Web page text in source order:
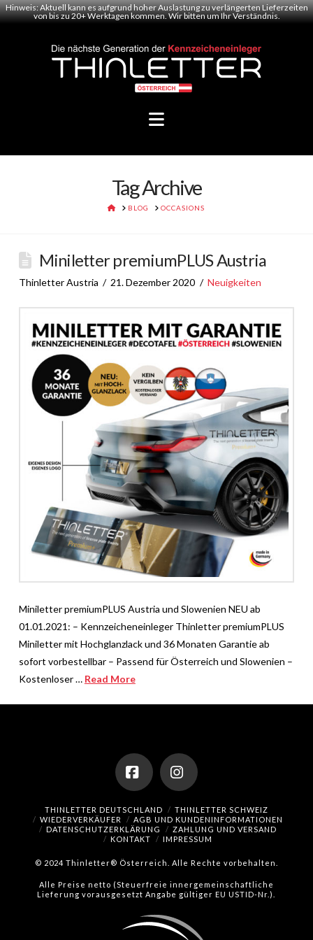
Hinweis: Aktuell kann es aufgrund hoher Auslastung zu verlängerten Lieferzeiten
von bis zu 20+ Werktagen kommen. Wir bitten um Ihr Verständnis.
Navigation
Tag Archive
HOME
BLOG OCCASIONS
Miniletter premiumPLUS Austria
Thinletter Austria 21. Dezember 2020 Neuigkeiten
Miniletter premiumPLUS Austria und Slowenien NEU ab
01.01.2021: – Kennzeicheneinleger Thinletter premiumPLUS
Miniletter mit Hochglanzlack und 36 Monaten Garantie ab
sofort vorbestellbar – Passend für Österreich und Slowenien –
Kostenloser … Read More
FacebookInstagram
THINLETTER DEUTSCHLAND
THINLETTER SCHWEIZ
WIEDERVERKÄUFER
AGB UND KUNDENINFORMATIONEN
DATENSCHUTZERKLÄRUNG
ZAHLUNG UND VERSAND
KONTAKT
IMPRESSUM
© 2024 Thinletter® Österreich. Alle Rechte vorbehalten.
Alle Preise netto (Steuerfreie innergemeinschaftliche
Lieferung vorausgesetzt Angabe gültiger EU USTID-Nr.).